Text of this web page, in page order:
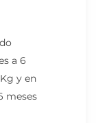
a 6
y en
meses